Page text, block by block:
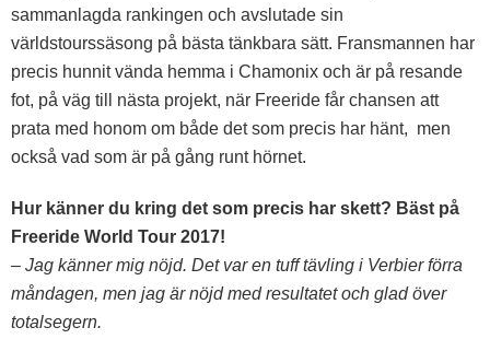
sammanlagda rankingen och avslutade sin
världstourssäsong på bästa tänkbara sätt. Fransmannen har
precis hunnit vända hemma i Chamonix och är på resande
fot, på väg till nästa projekt, när Freeride får chansen att
prata med honom om både det som precis har hänt, men
också vad som är på gång runt hörnet.
Hur känner du kring det som precis har skett? Bäst på
Freeride World Tour 2017!
– Jag känner mig nöjd. Det var en tuff tävling i Verbier förra
måndagen, men jag är nöjd med resultatet och glad över
totalsegern.